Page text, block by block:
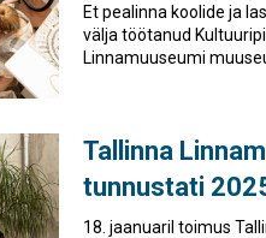
Et pealinna koolide ja
välja töötanud
Linnamuuseumi
Tallinna
tunnustati
18. jaanuaril toimus